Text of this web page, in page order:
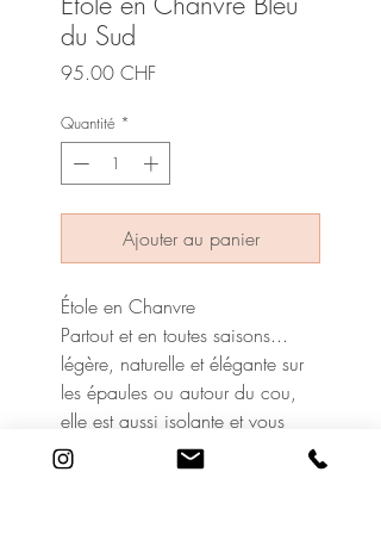
du Sud
95.00 CHF
Quantité *
Ajouter au panier
Étole en Chanvre
Partout et en toutes saisons...
légère, naturelle et élégante sur
les épaules ou autour du cou,
elle est aussi isolante et vous
protègera d'un vent frais.
Déclinée dans toutes les nuances